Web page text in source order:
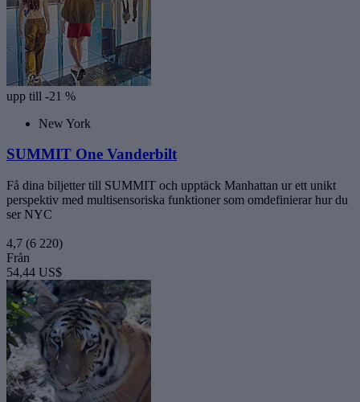
upp till -21 %
New York
SUMMIT One Vanderbilt
Få dina biljetter till SUMMIT och upptäck Manhattan ur ett unikt
perspektiv med multisensoriska funktioner som omdefinierar hur du
ser NYC
4,7 (6 220)
Från
54,44 US$